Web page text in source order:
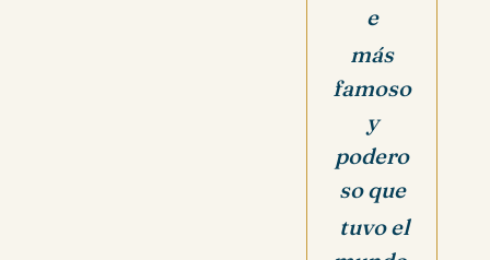
e
más
famoso
y
podero
so que
tuvo el